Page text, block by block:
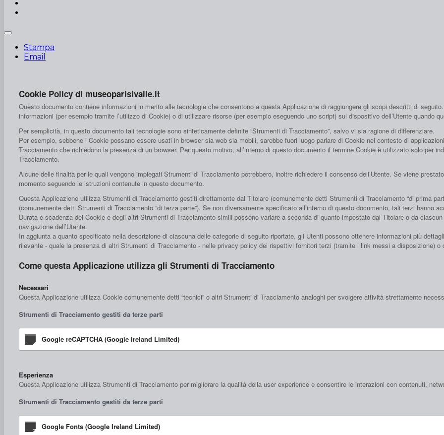
Stampa
Email
Cookie Policy di museoparisivalle.it
Questo documento contiene informazioni in merito alle tecnologie che consentono a questa Applicazione di raggiungere gli scopi descritti di
informazioni (per esempio tramite l’utilizzo di Cookie) o di utilizzare risorse (per esempio eseguendo uno script) sul dispositivo dell’Utente quando
Per semplicità, in questo documento tali tecnologie sono sinteticamente definite “Strumenti di Tracciamento”, salvo vi sia ragione di differenziare.
Per esempio, sebbene i Cookie possano essere usati in browser sia web sia mobili, sarebbe fuori luogo parlare di Cookie nel contesto di
Tracciamento che richiedono la presenza di un browser. Per questo motivo, all’interno di questo documento il termine Cookie è utilizzato solo per
Tracciamento.
Alcune delle finalità per le quali vengono impiegati Strumenti di Tracciamento potrebbero, inoltre richiedere il consenso dell’Utente. Se viene
momento seguendo le istruzioni contenute in questo documento.
Questa Applicazione utilizza Strumenti di Tracciamento gestiti direttamente dal Titolare (comunemente detti Strumenti di Tracciamento “di prima
(comunemente detti Strumenti di Tracciamento “di terza parte”). Se non diversamente specificato all’interno di questo documento, tali terzi hanno
Durata e scadenza dei Cookie e degli altri Strumenti di Tracciamento simili possono variare a seconda di quanto impostato dal Titolare o da
navigazione dell’Utente.
In aggiunta a quanto specificato nella descrizione di ciascuna delle categorie di seguito riportate, gli Utenti possono ottenere informazioni più
rilevante - quale la presenza di altri Strumenti di Tracciamento - nelle privacy policy dei rispettivi fornitori terzi (tramite i link messi a disposizione) o
Come questa Applicazione utilizza gli Strumenti di Tracciamento
Necessari
Questa Applicazione utilizza Cookie comunemente detti “tecnici” o altri Strumenti di Tracciamento analoghi per svolgere attività strettamente
Strumenti di Tracciamento gestiti da terze parti
Google reCAPTCHA (Google Ireland Limited)
Esperienza
Questa Applicazione utilizza Strumenti di Tracciamento per migliorare la qualità della user experience e consentire le interazioni con contenuti,
Strumenti di Tracciamento gestiti da terze parti
Google Fonts (Google Ireland Limited)